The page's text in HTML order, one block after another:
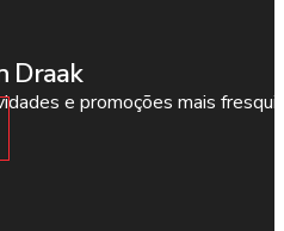
Draak
e promoções mais